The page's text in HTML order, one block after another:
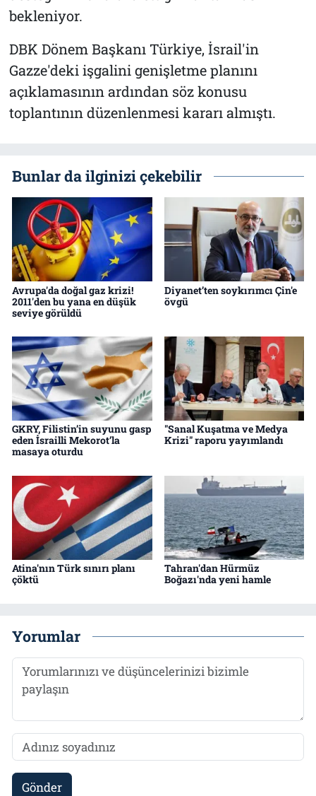
bekleniyor.
DBK Dönem Başkanı Türkiye, İsrail'in
Gazze'deki işgalini genişletme planını
açıklamasının ardından söz konusu
toplantının düzenlenmesi kararı almıştı.
Bunlar da ilginizi çekebilir
Avrupa'da doğal gaz krizi!
2011'den bu yana en düşük
seviye görüldü
Diyanet’ten soykırımcı Çin'e
övgü
GKRY, Filistin’in suyunu gasp
eden İsrailli Mekorot’la
masaya oturdu
"Sanal Kuşatma ve Medya
Krizi" raporu yayımlandı
Atina'nın Türk sınırı planı
çöktü
Tahran'dan Hürmüz
Boğazı'nda yeni hamle
Yorumlar
Gönder